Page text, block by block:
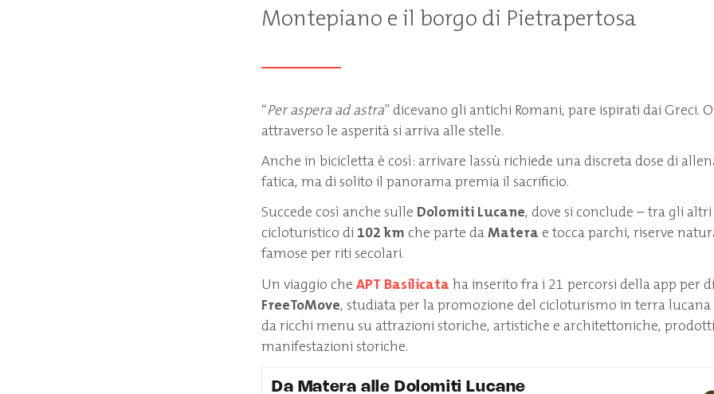
Montepiano e il borgo di Pietrapertosa
“Per aspera ad astra” dicevano gli antichi Romani, pare ispirati dai Greci.
attraverso le asperità si arriva alle stelle.
Anche in bicicletta è così: arrivare lassù richiede una discreta dose di
fatica, ma di solito il panorama premia il sacrificio.
Succede così anche sulle Dolomiti Lucane, dove si conclude – tra gli
cicloturistico di 102 km che parte daMatera e tocca parchi, riserve
famose per riti secolari.
Un viaggio che APT Basilicata ha inserito fra i 21 percorsi della app per
FreeToMove, studiata per la promozione del cicloturismo in terra
da ricchi menu su attrazioni storiche, artistiche e architettoniche, prodotti
manifestazioni storiche.